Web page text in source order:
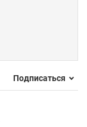
Подписаться